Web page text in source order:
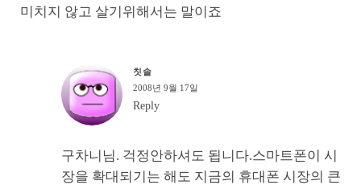
미치지 않고 살기위해서는 말이죠
칫솔
2008년 9월 17일
Reply
구차니님. 걱정안하셔도 됩니다.스마트폰이 시
장을 확대되기는 해도 지금의 휴대폰 시장의 큰